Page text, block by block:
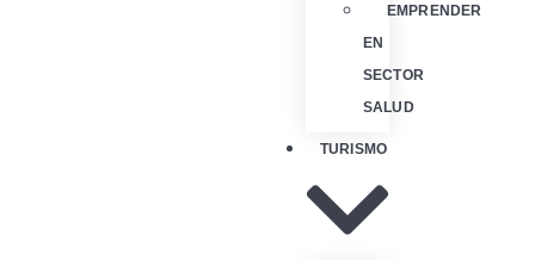
EMPRENDER
EN
SECTOR
SALUD
TURISMO